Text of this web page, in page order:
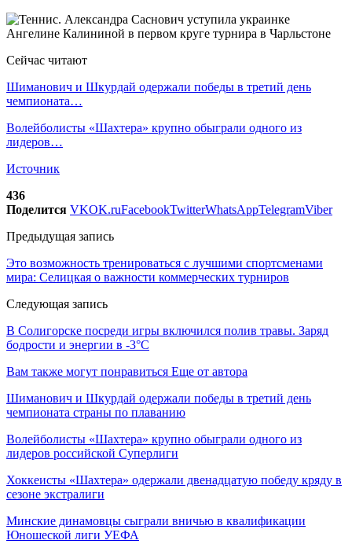
Сейчас читают
Шиманович и Шкурдай одержали победы в третий день
чемпионата…
Волейболисты «Шахтера» крупно обыграли одного из
лидеров…
Источник
436
Поделится VKOK.ruFacebookTwitterWhatsAppTelegramViber
Предыдущая запись
Это возможность тренироваться с лучшими спортсменами
мира: Селицкая о важности коммерческих турниров
Следующая запись
В Солигорске посреди игры включился полив травы. Заряд
бодрости и энергии в -3°С
Вам также могут понравиться Еще от автора
Шиманович и Шкурдай одержали победы в третий день
чемпионата страны по плаванию
Волейболисты «Шахтера» крупно обыграли одного из
лидеров российской Суперлиги
Хоккеисты «Шахтера» одержали двенадцатую победу кряду в
сезоне экстралиги
Минские динамовцы сыграли вничью в квалификации
Юношеской лиги УЕФА